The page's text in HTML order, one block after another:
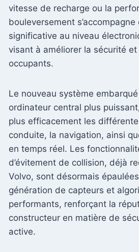
vitesse de recharge ou la
bouleversement s’accompagne
significative au niveau
visant à améliorer la sécurité
occupants.
Le nouveau système
ordinateur central plus
plus efficacement les
conduite, la navigation, ainsi
en temps réel. Les
d’évitement de collision, déjà
Volvo, sont désormais
génération de capteurs et
performants, renforçant la
constructeur en matière de
active.